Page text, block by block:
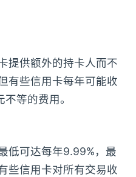
提供额外的持卡人而不
有些信用卡每年可能收
等的费用。
低可达每年9.99%，最
些信用卡对所有交易收